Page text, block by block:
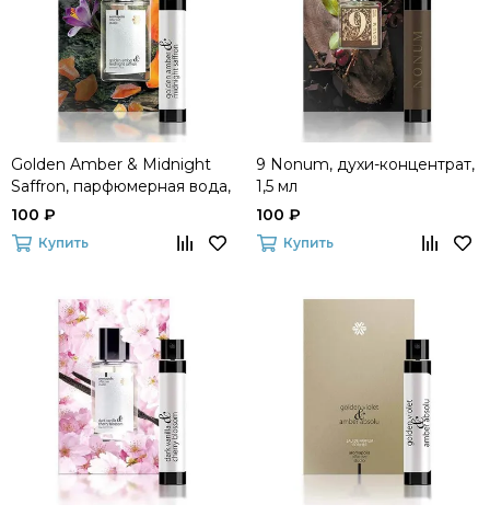
Golden Amber & Midnight
Saffron, парфюмерная вода,
1,5 мл
100 ₽
Купить
9 Nonum, духи-концентрат,
1,5 мл
100 ₽
Купить